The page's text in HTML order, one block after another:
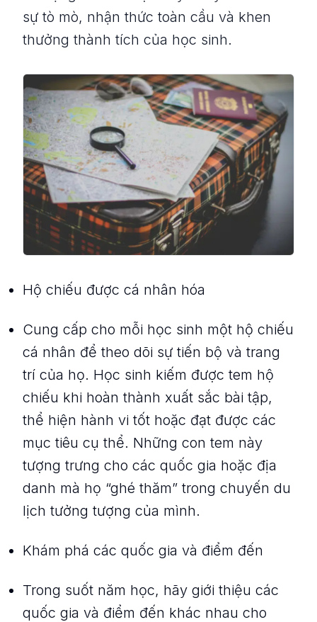
sự tò mò, nhận thức toàn cầu và khen
thưởng thành tích của học sinh.
Hộ chiếu được cá nhân hóa
Cung cấp cho mỗi học sinh một hộ chiếu
cá nhân để theo dõi sự tiến bộ và trang
trí của họ. Học sinh kiếm được tem hộ
chiếu khi hoàn thành xuất sắc bài tập,
thể hiện hành vi tốt hoặc đạt được các
mục tiêu cụ thể. Những con tem này
tượng trưng cho các quốc gia hoặc địa
danh mà họ “ghé thăm” trong chuyến du
lịch tưởng tượng của mình.
Khám phá các quốc gia và điểm đến
Trong suốt năm học, hãy giới thiệu các
quốc gia và điểm đến khác nhau cho